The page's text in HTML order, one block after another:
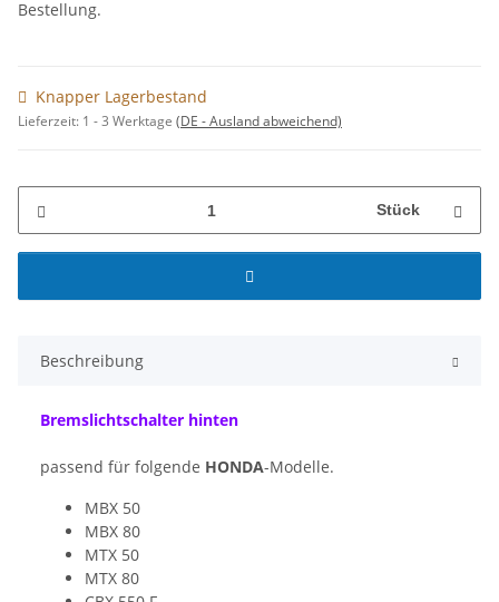
Bestellung.
Knapper Lagerbestand
Lieferzeit: 1 - 3 Werktage (DE - Ausland abweichend)
Stück
Beschreibung
Bremslichtschalter hinten
passend für folgende HONDA-Modelle.
MBX 50
MBX 80
MTX 50
MTX 80